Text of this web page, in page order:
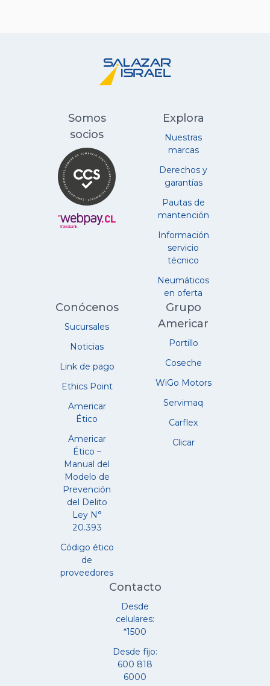
Explora
Nuestras
marcas
Derechos y
garantías
Pautas de
mantención
Información
servicio
técnico
Neumáticos
en oferta
Conócenos
Sucursales
Noticias
Link de pago
Ethics Point
Americar
Ético
Americar
Ético –
Manual del
Modelo de
Prevención
del Delito
Ley N°
20.393
Código ético
de
proveedores
Grupo
Americar
Portillo
Coseche
WiGo Motors
Servimaq
Carflex
Clicar
Contacto
Desde
celulares:
*1500
Desde fijo:
600 818
6000
Somos
socios